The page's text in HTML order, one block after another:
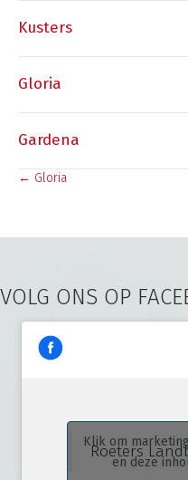
Kusters
Gloria
Gardena
Posts
← Gloria
VOLG ONS OP
Roeters
Klik om
en deze